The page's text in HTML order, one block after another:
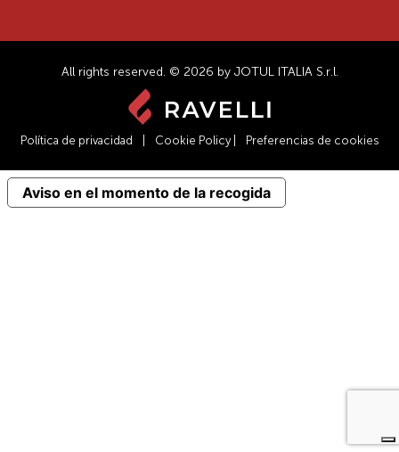
All rights reserved. © 2026 by JOTUL ITALIA S.r.l.
Política de privacidad Cookie Policy Preferencias de cookies
Aviso en el momento de la recogida